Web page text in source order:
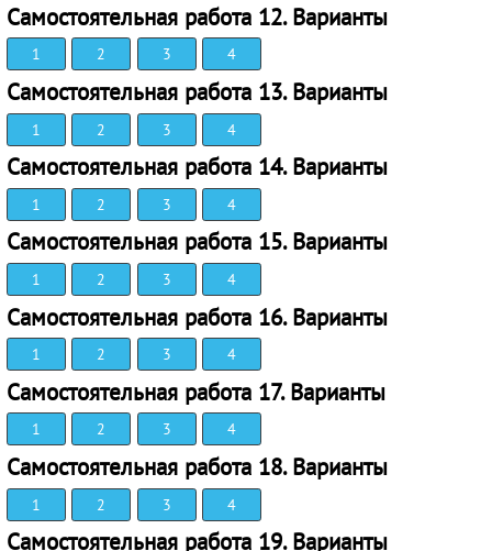
Самостоятельная работа 12. Варианты
1 2 3 4
Самостоятельная работа 13. Варианты
1 2 3 4
Самостоятельная работа 14. Варианты
1 2 3 4
Самостоятельная работа 15. Варианты
1 2 3 4
Самостоятельная работа 16. Варианты
1 2 3 4
Самостоятельная работа 17. Варианты
1 2 3 4
Самостоятельная работа 18. Варианты
1 2 3 4
Самостоятельная работа 19. Варианты